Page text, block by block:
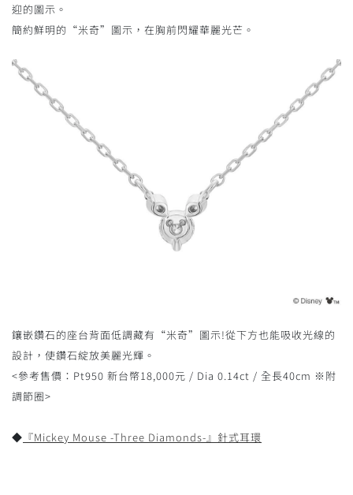
迎的圖示。
簡約鮮明的“米奇”圖示，在胸前閃耀華麗光芒。
鑲嵌鑽石的座台背面低調藏有“米奇”圖示!從下方也能吸收光線的
設計，使鑽石綻放美麗光輝。
<參考售價：Pt950 新台幣18,000元 / Dia 0.14ct / 全長40cm ※附
調節圈>
◆ 『Mickey Mouse -Three Diamonds-』針式耳環